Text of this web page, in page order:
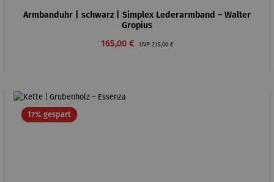
Armbanduhr | schwarz | Simplex Lederarmband – Walter
Gropius
Verkaufspreis:
165,00 € UVP Regulärer Preis:
235,00 €
17% gespartRabatt